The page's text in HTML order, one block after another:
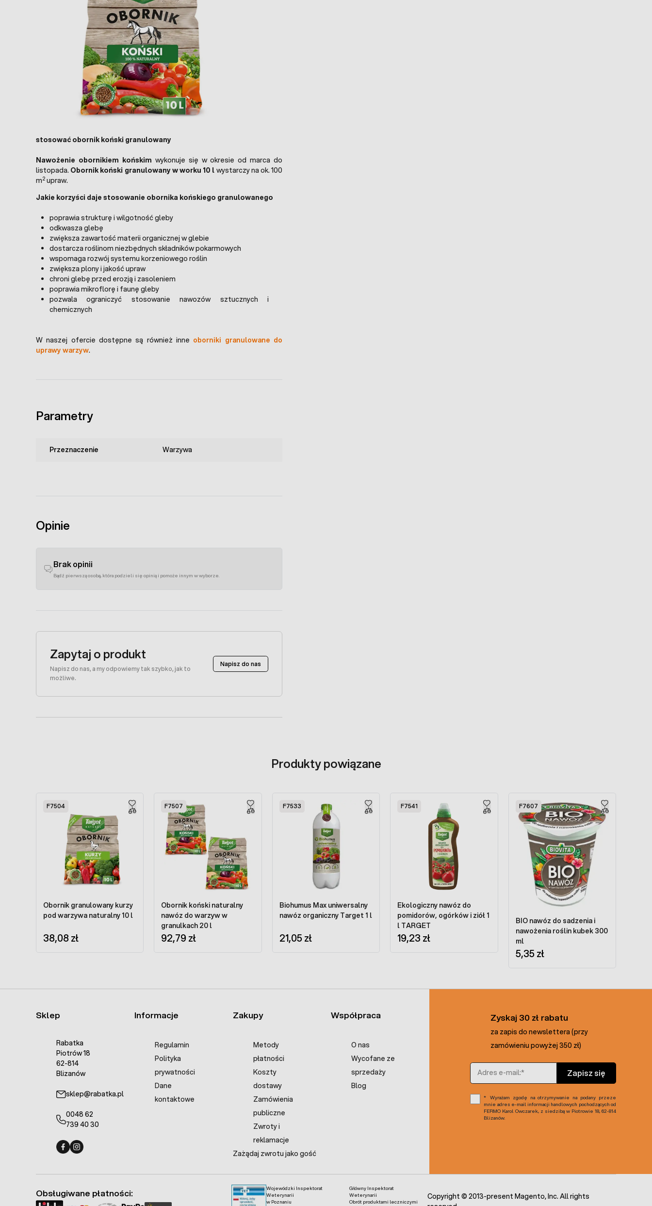
stosować obornik koński granulowany
Nawożenie obornikiem końskim wykonuje się w okresie od marca do
listopada. Obornik koński granulowany w worku 10 l wystarczy na ok. 100
m2 upraw.
Jakie korzyści daje stosowanie obornika końskiego granulowanego
poprawia strukturę i wilgotność gleby
odkwasza glebę
zwiększa zawartość materii organicznej w glebie
dostarcza roślinom niezbędnych składników pokarmowych
wspomaga rozwój systemu korzeniowego roślin
zwiększa plony i jakość upraw
chroni glebę przed erozją i zasoleniem
poprawia mikroflorę i faunę gleby
pozwala ograniczyć stosowanie nawozów sztucznych i
chemicznych
W naszej ofercie dostępne są również inne oborniki granulowane do
uprawy warzyw.
Parametry
Przeznaczenie Warzywa
Opinie
Brak opinii
Bądź pierwszą osobą, która podzieli się opinią i pomoże innym w wyborze.
Zapytaj o produkt
Napisz do nas, a my odpowiemy tak szybko, jak to
możliwe.
Napisz do nas
Produkty powiązane
F7504
Obornik granulowany kurzy
pod warzywa naturalny 10 l
38,08 zł
F7507
Obornik koński naturalny
nawóz do warzyw w
granulkach 20 l
92,79 zł
F7533
Biohumus Max uniwersalny
nawóz organiczny Target 1 l
21,05 zł
F7541
Ekologiczny nawóz do
pomidorów, ogórków i ziół 1
l TARGET
19,23 zł
F7607
BIO nawóz do sadzenia i
nawożenia roślin kubek 300
ml
5,35 zł
Sklep
Rabatka
Piotrów 18
62-814
Blizanów
sklep@rabatka.pl
0048 62
739 40 30
Informacje
Regulamin
Polityka
prywatności
Dane
kontaktowe
Zakupy
Metody
płatności
Koszty
dostawy
Zamówienia
publiczne
Zwroty i
reklamacje
Zażądaj zwrotu jako gość
Współpraca
O nas
Wycofane ze
sprzedaży
Blog
Zyskaj 30 zł rabatu
za zapis do newslettera (przy
zamówieniu powyżej 350 zł)
Adres e-mail
Zapisz się
Wyrażam zgodę na otrzymywanie na podany przeze
mnie adres e-mail informacji handlowych pochodzących od
FERMO Karol Owczarek, z siedzibą w Piotrowie 18, 62-814
Blizanów.
Wojewódzki Inspektorat
Weterynarii
w Poznaniu
Główny Inspektorat
Weterynarii
Obrót produktami leczniczymi
Obsługiwane płatności:
Copyright © 2013-present Magento, Inc. All rights